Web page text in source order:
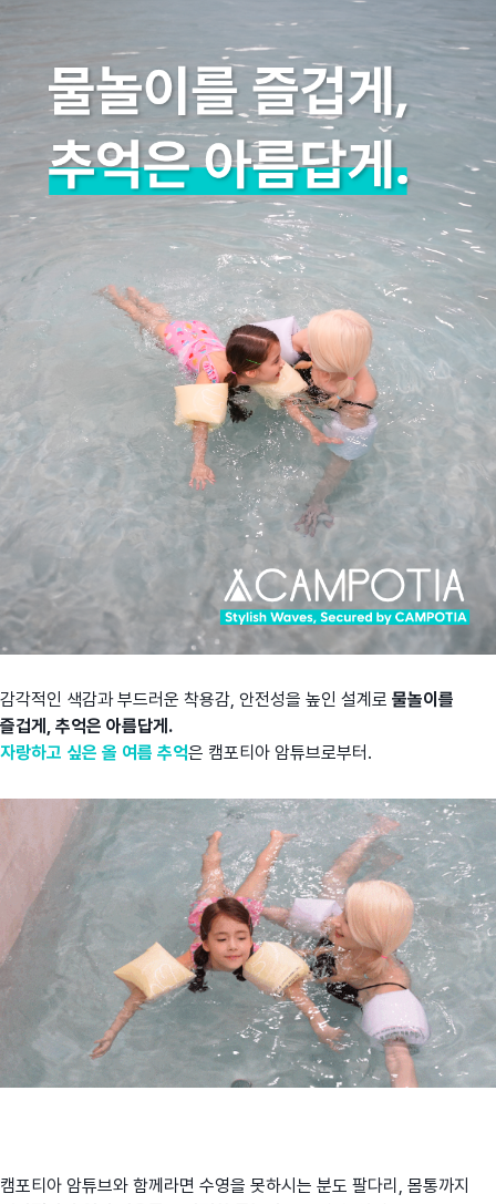
감각적인 색감과 부드러운 착용감, 안전성을 높인 설계로 물놀이를
즐겁게, 추억은 아름답게.
자랑하고 싶은 올 여름 추억은 캠포티아 암튜브로부터.
캠포티아 암튜브와 함께라면 수영을 못하시는 분도 팔다리, 몸통까지